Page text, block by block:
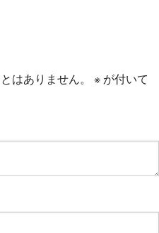
はありません。 ※ が付いて